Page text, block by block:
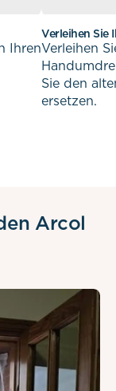
Ihren
Verleihen Sie
Verleihen
Sie den
ersetzen.
Arcol